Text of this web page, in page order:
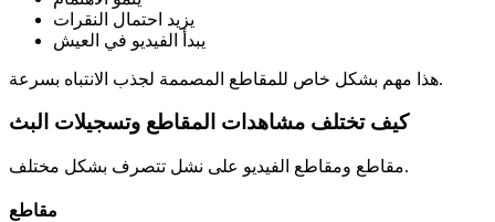
يزيد احتمال النقرات
يبدأ الفيديو في العيش
هذا مهم بشكل خاص للمقاطع المصممة لجذب الانتباه بسرعة.
كيف تختلف مشاهدات المقاطع وتسجيلات البث
مقاطع ومقاطع الفيديو على نشل تتصرف بشكل مختلف.
مقاطع